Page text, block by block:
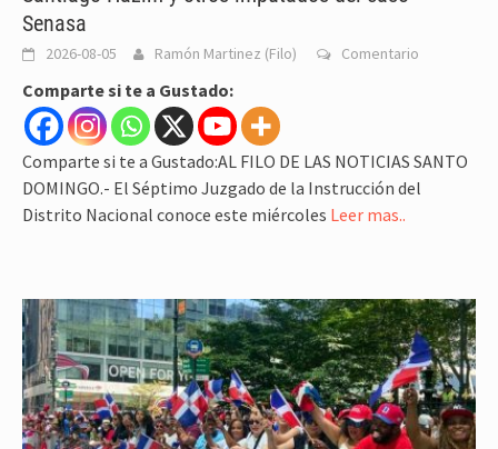
Senasa
2026-08-05 Ramón Martinez (Filo) Comentario
Comparte si te a Gustado:
Comparte si te a Gustado:AL FILO DE LAS NOTICIAS SANTO
DOMINGO.- El Séptimo Juzgado de la Instrucción del
Distrito Nacional conoce este miércoles Leer mas..